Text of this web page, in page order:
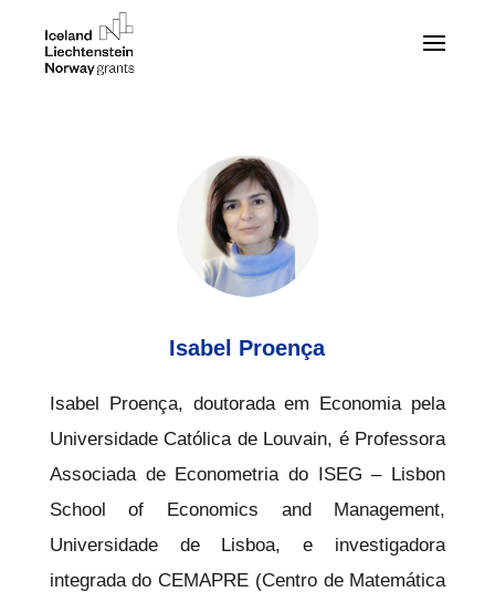
Isabel Proença
Isabel Proença, doutorada em Economia pela
Universidade Católica de Louvain, é Professora
Associada de Econometria do ISEG – Lisbon
School of Economics and Management,
Universidade de Lisboa, e investigadora
integrada do CEMAPRE (Centro de Matemática